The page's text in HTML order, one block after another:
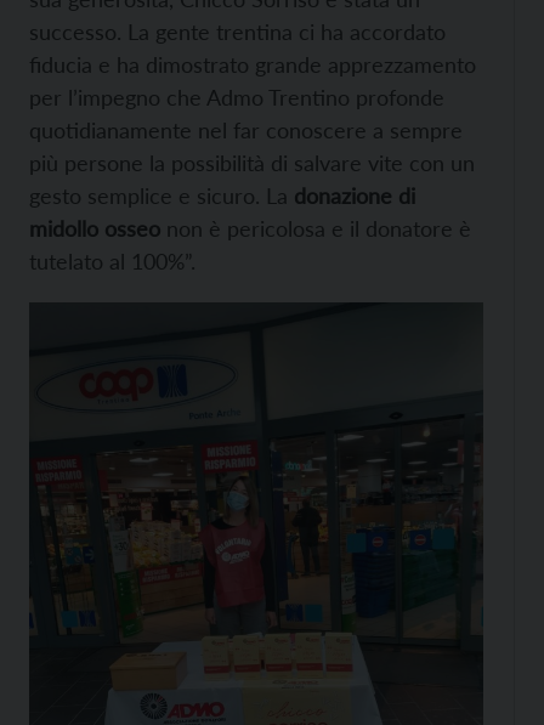
successo. La gente trentina ci ha accordato
fiducia e ha dimostrato grande apprezzamento
per l’impegno che Admo Trentino profonde
quotidianamente nel far conoscere a sempre
più persone la possibilità di salvare vite con un
gesto semplice e sicuro. La donazione di
midollo osseo non è pericolosa e il donatore è
tutelato al 100%”.